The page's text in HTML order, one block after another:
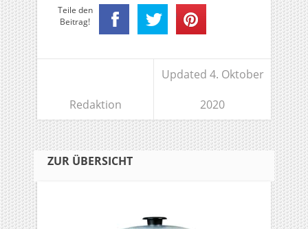
Teile den
Beitrag!
Redaktion
Updated 4. Oktober
2020
ZUR ÜBERSICHT